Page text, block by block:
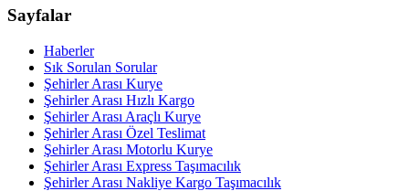
Sayfalar
Haberler
Sık Sorulan Sorular
Şehirler Arası Kurye
Şehirler Arası Hızlı Kargo
Şehirler Arası Araçlı Kurye
Şehirler Arası Özel Teslimat
Şehirler Arası Motorlu Kurye
Şehirler Arası Express Taşımacılık
Şehirler Arası Nakliye Kargo Taşımacılık